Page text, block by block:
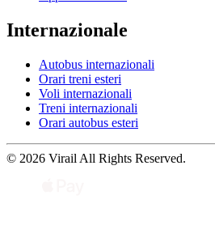
Internazionale
Autobus internazionali
Orari treni esteri
Voli internazionali
Treni internazionali
Orari autobus esteri
© 2026 Virail All Rights Reserved.